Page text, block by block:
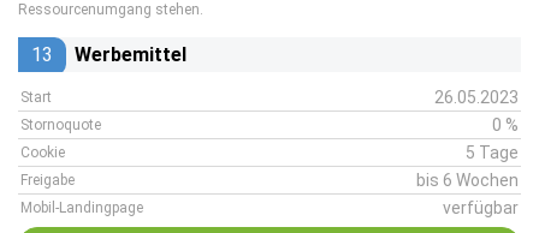
Ressourcenumgang stehen.
13 Werbemittel
Start 26.05.2023
Stornoquote 0 %
Cookie 5 Tage
Freigabe bis 6 Wochen
Mobil-Landingpage verfügbar